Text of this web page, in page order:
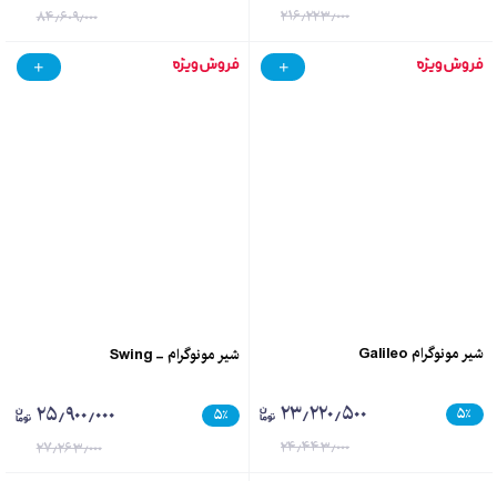
۲۱۶٫۲۲۳٫۰۰۰ ۸۴٫۶۰۹٫۰۰۰
شیر مونوگرام Galileo
۵٪ ۲۳٫۲۲۰٫۵۰۰
۲۴٫۴۴۳٫۰۰۰
شیر مونوگرام - Swing
۵٪ ۲۵٫۹۰۰٫۰۰۰
۲۷٫۲۶۳٫۰۰۰